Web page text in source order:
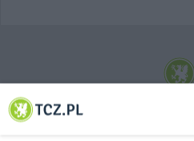
© 2001-2026 Tczew - TCZ.PL Sp. z o.o.